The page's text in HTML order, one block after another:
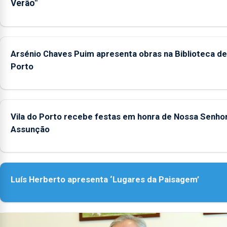
Verão"
Arsénio Chaves Puim apresenta obras na Biblioteca
Porto
Vila do Porto recebe festas em honra de Nossa
Assunção
Luís Herberto apresenta ‘Lugares da Paisagem’